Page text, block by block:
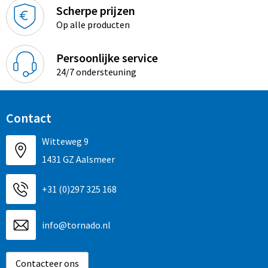
Sinterklaas
Sleutelhangers en Lanyards
Snoepgoed
Spellen voor binnen en buiten
Sport
Veiligheid, Auto en Fiets
Vrije tijd en Strand
Waterflesjes
Themapakketten
Overhemden
Strandtassen
Toilettassen
Waterbestendige tassen
Accessoires voor tassen
Schoenentassen
Golftassen
Matrozentassen
Collegetassen
Draagtassen
Scherpe prijzen
Op alle producten
Persoonlijke service
24/7 ondersteuning
Contact
Witteweg 9
1431 GZ Aalsmeer
+31 (0)297 325 168
info@tornado.nl
Contacteer ons